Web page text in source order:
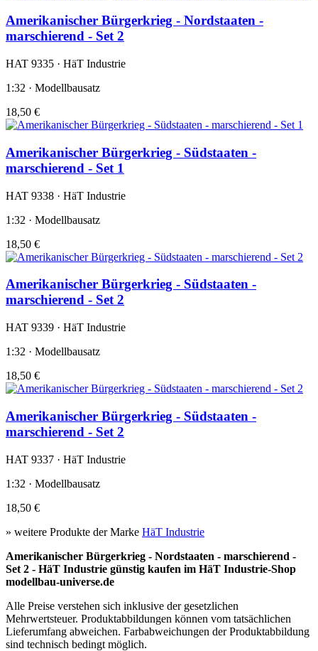
Amerikanischer Bürgerkrieg - Nordstaaten -
marschierend - Set 2
HAT 9335 · HäT Industrie
1:32 · Modellbausatz
18,50 €
Amerikanischer Bürgerkrieg - Südstaaten -
marschierend - Set 1
HAT 9338 · HäT Industrie
1:32 · Modellbausatz
18,50 €
Amerikanischer Bürgerkrieg - Südstaaten -
marschierend - Set 2
HAT 9339 · HäT Industrie
1:32 · Modellbausatz
18,50 €
Amerikanischer Bürgerkrieg - Südstaaten -
marschierend - Set 2
HAT 9337 · HäT Industrie
1:32 · Modellbausatz
18,50 €
» weitere Produkte der Marke HäT Industrie
Amerikanischer Bürgerkrieg - Nordstaaten - marschierend -
Set 2 - HäT Industrie günstig kaufen im HäT Industrie-Shop
modellbau-universe.de
Alle Preise verstehen sich inklusive der gesetzlichen
Mehrwertsteuer. Produktabbildungen können vom tatsächlichen
Lieferumfang abweichen. Farbabweichungen der Produktabbildung
sind technisch bedingt möglich.